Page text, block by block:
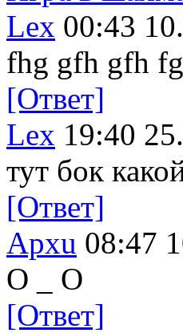
Lex 00:43
fhg gfh gfh
[Ответ]
Lex 19:40
тут бок
[Ответ]
Apxu 08:47
О _ О
[Ответ]